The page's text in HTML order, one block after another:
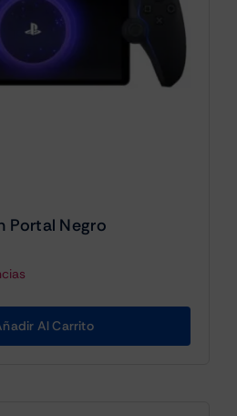
Portal Negro
Al Carrito